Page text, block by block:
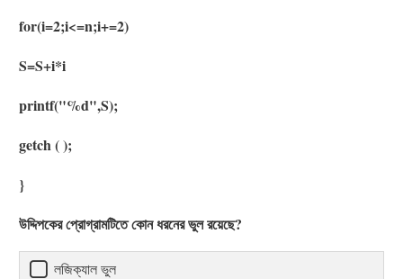
for(i=2;i<=n;i+=2)
S=S+i*i
printf("%d",S);
getch ( );
}
উদ্দিপকের প্রোগ্রামটিতে কোন ধরনের ভুল রয়েছে?
লজিক্যাল ভুল